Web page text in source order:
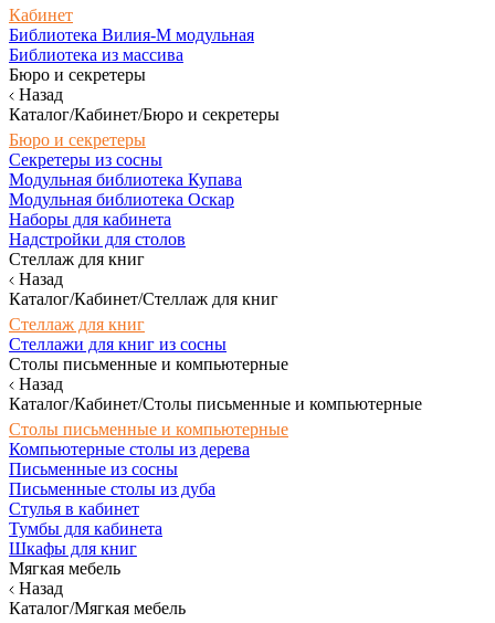
Кабинет
Библиотека Вилия-М модульная
Библиотека из массива
Бюро и секретеры
Назад
Каталог/Кабинет/Бюро и секретеры
Бюро и секретеры
Секретеры из сосны
Модульная библиотека Купава
Модульная библиотека Оскар
Наборы для кабинета
Надстройки для столов
Стеллаж для книг
Назад
Каталог/Кабинет/Стеллаж для книг
Стеллаж для книг
Стеллажи для книг из сосны
Столы письменные и компьютерные
Назад
Каталог/Кабинет/Столы письменные и компьютерные
Столы письменные и компьютерные
Компьютерные столы из дерева
Письменные из сосны
Письменные столы из дуба
Стулья в кабинет
Тумбы для кабинета
Шкафы для книг
Мягкая мебель
Назад
Каталог/Мягкая мебель